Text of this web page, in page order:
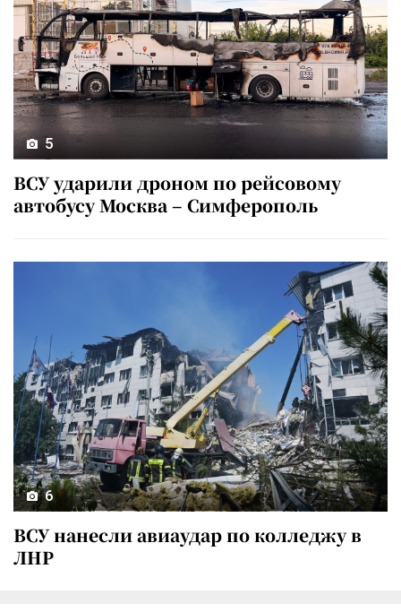
5
ВСУ ударили дроном по рейсовому
автобусу Москва – Симферополь
6
ВСУ нанесли авиаудар по колледжу в
ЛНР